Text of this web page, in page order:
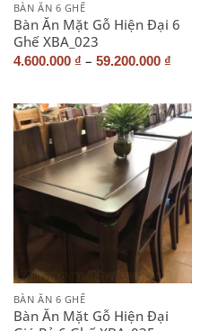
BÀN ĂN 6 GHẾ
Bàn Ăn Mặt Gỗ Hiện Đại 6
Ghế XBA_023
4.600.000 ₫ – 59.200.000 ₫
BÀN ĂN 6 GHẾ
Bàn Ăn Mặt Gỗ Hiện Đại